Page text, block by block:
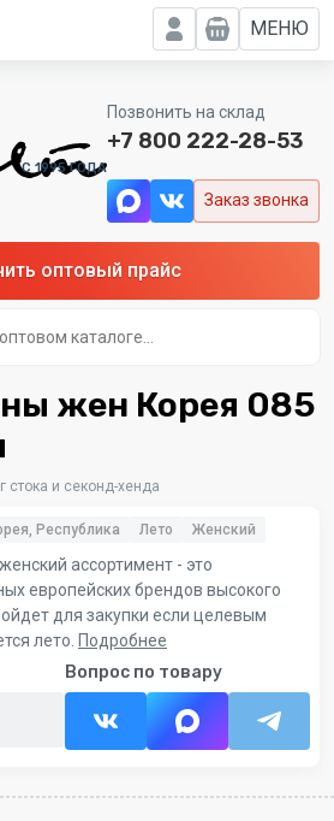
МЕНЮ
C 1995 ГОДА
Позвонить на склад
+7 800 222-28-53
Заказ звонка
оптовый прайс
жен Корея 085
стока и секонд-хенда
Республика Лето Женский
ассортимент - это
европейских брендов высокого
для закупки если целевым
лето. Подробнее
Вопрос по товару